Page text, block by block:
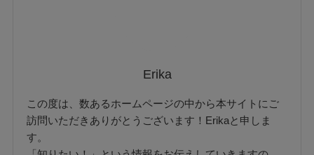
Erika
この度は、数あるホームページの中から本サイトにご
訪問いただきありがとうございます！Erikaと申しま
す。